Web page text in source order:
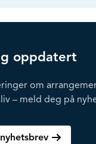
oppdatert
om
– meld deg på